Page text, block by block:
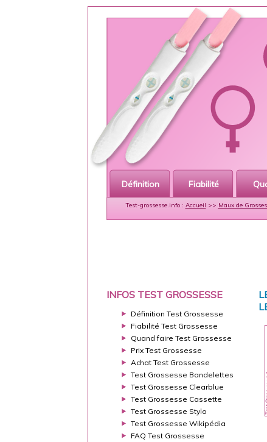
Définition Fiabilité
Test-grossesse.info : Accueil >> Maux de
INFOS TEST GROSSESSE
Définition Test Grossesse
Fiabilité Test Grossesse
Quand faire Test Grossesse
Prix Test Grossesse
Achat Test Grossesse
Test Grossesse Bandelettes
Test Grossesse Clearblue
Test Grossesse Cassette
Test Grossesse Stylo
Test Grossesse Wikipédia
FAQ Test Grossesse